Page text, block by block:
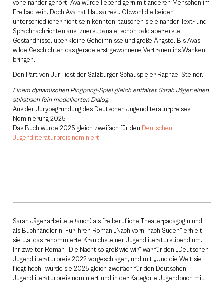
voneinander gehört. Ava würde liebend gern mit anderen Menschen im
Freibad sein. Doch Ava hat Hausarrest. Obwohl die beiden
unterschiedlicher nicht sein könnten, tauschen sie einander Text- und
Sprachnachrichten aus, zuerst banale, schon bald aber erste
Geständnisse, über kleine Geheimnisse und große Ängste. Bis Avas
wilde Geschichten das gerade erst gewonnene Vertrauen ins Wanken
bringen.
Den Part von Juri liest der Salzburger Schauspieler Raphael Steiner.
Einem dynamischen Pingpong-Spiel gleich entfaltet Sarah Jäger einen
stilistisch fein modellierten Dialog.
Aus der Jurybegründung des Deutschen Jugendliteraturpreises,
Nominierung 2025
Das Buch wurde 2025 gleich zweifach für den Deutschen
Jugendliteraturpreis nominiert.
Sarah Jäger arbeitete (auch) als freiberufliche Theaterpädagogin und
als Buchhändlerin. Für ihren Roman „Nach vorn, nach Süden“ erhielt
sie u.a. das renommierte Kranichsteiner Jugendliteraturstipendium.
Ihr zweiter Roman „Die Nacht so groß wie wir“ war für den „Deutschen
Jugendliteraturpreis 2022 vorgeschlagen, und mit „Und die Welt sie
fliegt hoch“ wurde sie 2025 gleich zweifach für den Deutschen
Jugendliteraturpreis nominiert und in der Kategorie Jugendbuch mit